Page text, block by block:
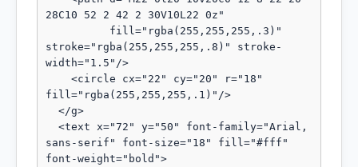
28C10 52 2 42 2 30V10L22 0z"
stroke="rgba(255,255,255,.8)" stroke-
width="1.5"/>
fill="rgba(255,255,255,.1)"/>
sans-serif" font-size="18" fill="#fff"
font-weight="bold">